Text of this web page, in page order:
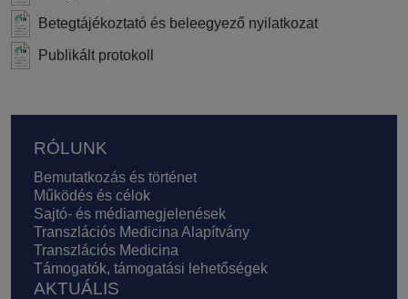
Betegtájékoztató és beleegyező nyilatkozat
Publikált protokoll
Lábléc
RÓLUNK
Bemutatkozás és történet
Működés és célok
Sajtó- és médiamegjelenések
Transzlációs Medicina Alapítvány
Transzlációs Medicina
Támogatók, támogatási lehetőségek
AKTUÁLIS